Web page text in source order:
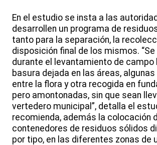
En el estudio se insta a las
desarrollen un programa de
tanto para la separación, la
disposición final de los mismos.
durante el levantamiento de campo
basura dejada en las áreas,
entre la flora y otra recogida en
pero amontonadas, sin que sean
vertedero municipal”, detalla el
recomienda, además la colocación
contenedores de residuos sólidos
por tipo, en las diferentes zonas de